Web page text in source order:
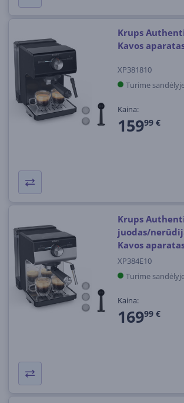
Krups
Kavos
XP381810
Turime
Kaina:
15999 €
Krups
juodas/
Kavos
XP384E10
Turime
Kaina:
16999 €